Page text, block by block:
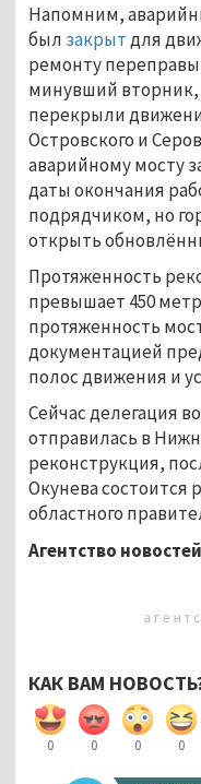
Напомним,
был закрытдля
ремонту
минувший вторник,
перекрыли
Островского и
аварийному мосту
даты окончания
подрядчиком, но
открыть
Протяженность
превышает 450
протяженность
документацией
полос движения и
Сейчас делегация
отправилась в
реконструкция,
Окунева состоится
областного
Агентство
КАК ВАМ
0 0 0 0